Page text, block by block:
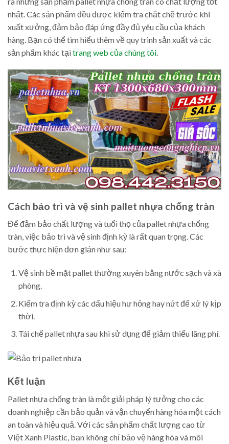
nhất. Các sản phẩm đều được kiểm tra chặt chẽ trước khi
xuất xưởng, đảm bảo đáp ứng đầy đủ yêu cầu của khách
hàng. Bạn có thể tìm hiểu thêm về quy trình sản xuất và các
sản phẩm khác tạitrang web của chúng tôi
Cách bảo trì và vệ sinh pallet nhựa chống tràn
Để đảm bảo chất lượng và tuổi thọ của pallet nhựa chống
tràn, việc bảo trì và vệ sinh định kỳ là rất quan trọng. Các
bước thực hiện đơn giản như sau:
Vệ sinh bề mặt pallet thường xuyên bằng nước sạch và xà
phòng.
Kiểm tra định kỳ các dấu hiệu hư hỏng hay nứt để xử lý kịp
thời.
Tái chế pallet nhựa sau khi sử dụng để giảm thiểu lãng phí.
Kết luận
Pallet nhựa chống tràn là một giải pháp lý tưởng cho các
doanh nghiệp cần bảo quản và vận chuyển hàng hóa một cách
an toàn và hiệu quả. Với các sản phẩm chất lượng cao từ
Việt Xanh Plastic, bạn không chỉ bảo vệ hàng hóa và môi